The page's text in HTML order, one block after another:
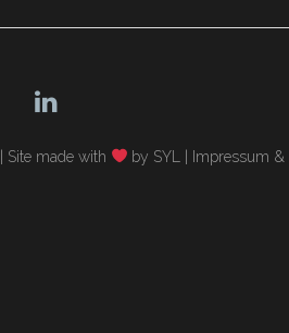
Site made with by SYL Impressum